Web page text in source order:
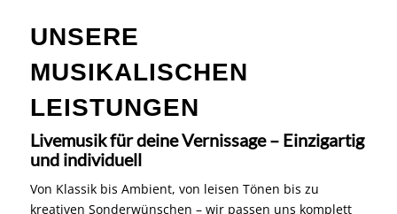
UNSERE
MUSIKALISCHEN
LEISTUNGEN
Livemusik für deine Vernissage – Einzigartig
und individuell
Von Klassik bis Ambient, von leisen Tönen bis zu
kreativen Sonderwünschen – wir passen uns komplett